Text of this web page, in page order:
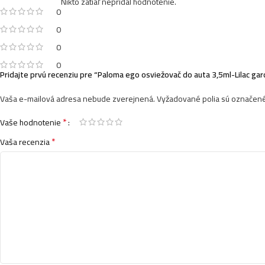
0
0
0
0
Pridajte prvú recenziu pre “Paloma ego osviežovač do auta 3,5ml-Lilac
Vaša e-mailová adresa nebude zverejnená.Vyžadované polia sú
Vaše hodnotenie*
Vaša recenzia*